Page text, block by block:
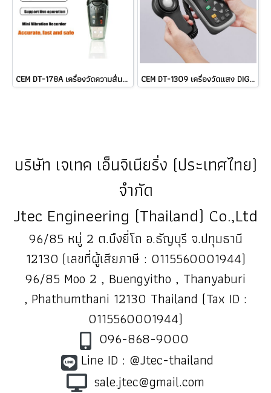
CEM DT-178A เครื่องวัดความสั่นสะเทือนแบบ 3-Axis Datalogger ราคา ### CEM DT-1309 เครื่องวัดแสง DIGITAL LUX METER ราคา
บริษัท เจเทค เอ็นจิเนียริ่ง (ประเทศไทย)
จำกัด
Jtec Engineering (Thailand) Co.,Ltd
96/85 หมู่ 2 ต.บึงยี่โถ อ.ธัญบุรี จ.ปทุมธานี
12130 (เลขที่ผู้เสียภาษี : 0115560001944)
96/85 Moo 2 , Buengyitho , Thanyaburi
, Phathumthani 12130 Thailand (Tax ID :
0115560001944)
096-868-9000
Line ID : @Jtec-thailand
sale.jtec@gmail.com